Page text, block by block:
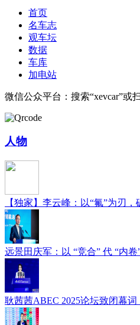
首页
名车志
观车坛
数据
车库
加电站
微信公众平台：搜索“xevcar”或
人物
【独家】李云峰：以“氟”为刃
远景田庆军：以 “竞合” 代 “内
耿茜茜ABEC 2025论坛致闭幕